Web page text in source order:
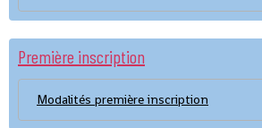
Première inscription
Modalités première inscription